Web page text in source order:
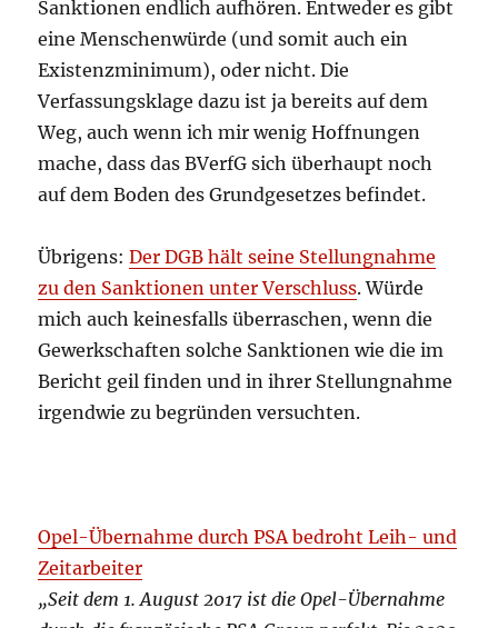
Sanktionen endlich aufhören. Entweder es gibt
eine Menschenwürde (und somit auch ein
Existenzminimum), oder nicht. Die
Verfassungsklage dazu ist ja bereits auf dem
Weg, auch wenn ich mir wenig Hoffnungen
mache, dass das BVerfG sich überhaupt noch
auf dem Boden des Grundgesetzes befindet.
Übrigens:Der DGB hält seine Stellungnahme
zu den Sanktionen unter Verschluss. Würde
mich auch keinesfalls überraschen, wenn die
Gewerkschaften solche Sanktionen wie die im
Bericht geil finden und in ihrer Stellungnahme
irgendwie zu begründen versuchten.
Opel-Übernahme durch PSA bedroht Leih- und
Zeitarbeiter
„Seit dem 1. August 2017 ist die Opel-Übernahme